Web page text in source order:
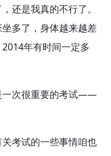
还是我真的不行了。
多了，身体越来越差
年有时间一定多
一次很重要的考试——
考试的一些事情咱也